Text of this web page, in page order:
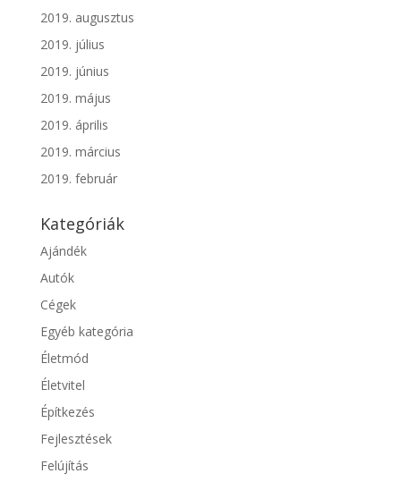
2019. augusztus
2019. július
2019. június
2019. május
2019. április
2019. március
2019. február
Kategóriák
Ajándék
Autók
Cégek
Egyéb kategória
Életmód
Életvitel
Építkezés
Fejlesztések
Felújítás